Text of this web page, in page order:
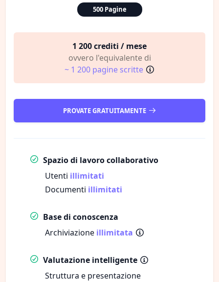
500 Pagine
1 200 crediti / mese
ovvero l'equivalente di
~ 1 200 pagine scritte
PROVATE GRATUITAMENTE
Spazio di lavoro collaborativo
Utenti illimitati
Documenti illimitati
Base di conoscenza
Archiviazione illimitata
Valutazione intelligente
Struttura e presentazione